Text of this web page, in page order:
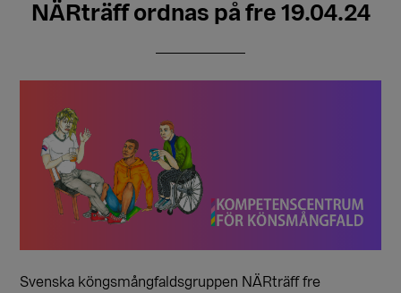
NÄRträff ordnas på fre 19.04.24
Svenska köngsmångfaldsgruppen NÄRträff fre